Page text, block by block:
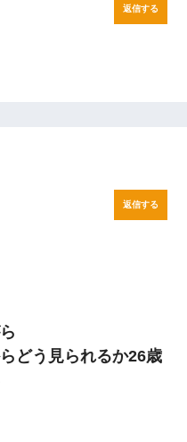
返信する
返信する
どう見られるか26歳